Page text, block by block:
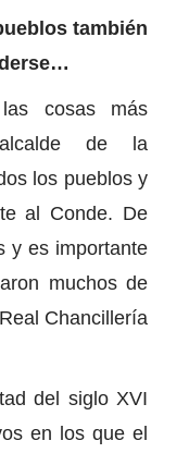
también
cosas más
de la
los pueblos y
al Conde. De
y es importante
muchos de
Chancillería
del siglo XVI
en los que el